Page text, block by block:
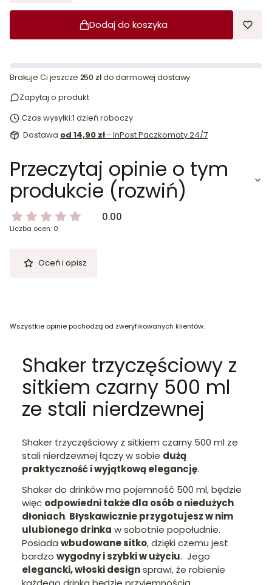
Dodaj do koszyka
Brakuje Ci jeszcze 250 złdo darmowej dostawy
Zapytaj o produkt
Czas wysyłki:1 dzień roboczy
Dostawa od 14,90 zł- InPost Paczkomaty 24/7
Przeczytaj opinie o tym
produkcie (rozwiń)
0.00
Liczba ocen: 0
Oceń i opisz
Wszystkie opinie pochodzą od zweryfikowanych klientów.
Shaker trzyczęściowy z
sitkiem czarny 500 ml
ze stali nierdzewnej
Shaker trzyczęściowy z sitkiem czarny 500 ml ze
stali nierdzewnej łączy w sobie dużą
praktyczność i wyjątkową elegancję.
Shaker do drinków ma pojemność 500 ml, będzie
więc odpowiedni także dla osób o niedużych
dłoniach. Błyskawicznie przygotujesz w nim
ulubionego drinka w sobotnie popołudnie.
Posiada wbudowane sitko, dzięki czemu jest
bardzo wygodny i szybki w użyciu. Jego
elegancki, włoski designsprawi, że robienie